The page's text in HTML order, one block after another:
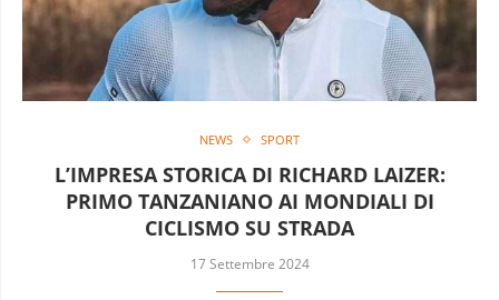
NEWS SPORT
L’IMPRESA STORICA DI RICHARD LAIZER:
PRIMO TANZANIANO AI MONDIALI DI
CICLISMO SU STRADA
17 Settembre 2024